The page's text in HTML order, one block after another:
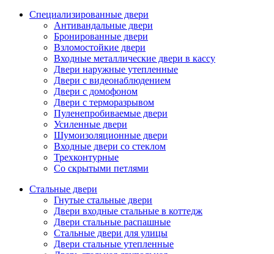
Специализированные двери
Антивандальные двери
Бронированные двери
Взломостойкие двери
Входные металлические двери в кассу
Двери наружные утепленные
Двери с видеонаблюдением
Двери с домофоном
Двери с терморазрывом
Пуленепробиваемые двери
Усиленные двери
Шумоизоляционные двери
Входные двери со стеклом
Трехконтурные
Со скрытыми петлями
Стальные двери
Гнутые стальные двери
Двери входные стальные в коттедж
Двери стальные распашные
Стальные двери для улицы
Двери стальные утепленные